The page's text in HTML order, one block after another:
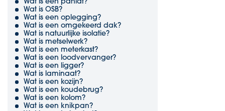
Wat is een panlat?
Wat is OSB?
Wat is een oplegging?
Wat is een omgekeerd dak?
Wat is natuurlijke isolatie?
Wat is metselwerk?
Wat is een meterkast?
Wat is een loodvervanger?
Wat is een ligger?
Wat is laminaat?
Wat is een kozijn?
Wat is een koudebrug?
Wat is een kolom?
Wat is een knikpan?